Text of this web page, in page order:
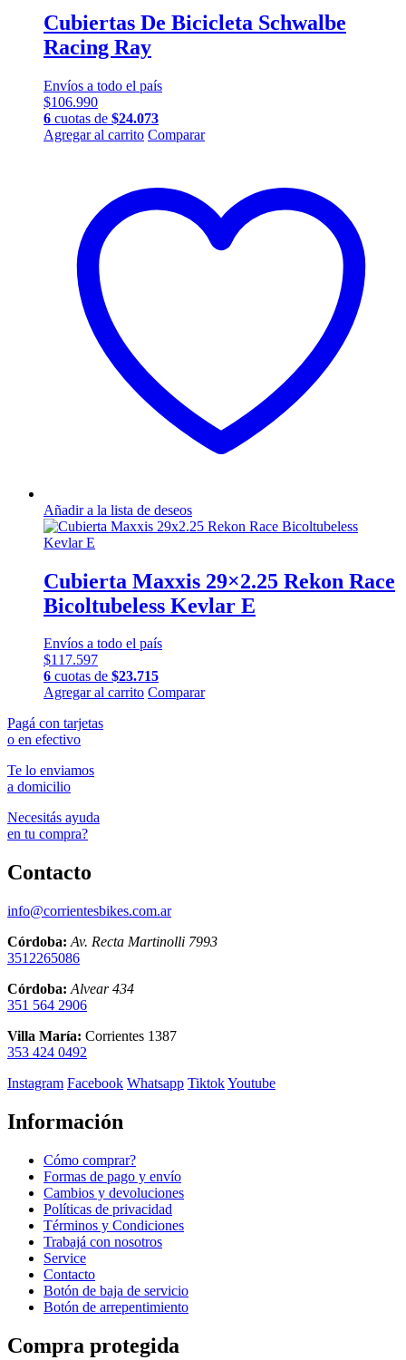
Cubiertas De Bicicleta Schwalbe
Racing Ray
Envíos a todo el país
$106.990
6 cuotas de $24.073
Agregar al carrito Comparar
Añadir a la lista de deseos
Cubierta Maxxis 29×2.25 Rekon Race
Bicoltubeless Kevlar E
Envíos a todo el país
$117.597
6 cuotas de $23.715
Agregar al carrito Comparar
Pagá con tarjetas
o en efectivo
Te lo enviamos
a domicilio
Necesitás ayuda
en tu compra?
Contacto
info@corrientesbikes.com.ar
Córdoba: Av. Recta Martinolli 7993
3512265086
Córdoba: Alvear 434
351 564 2906
Villa María: Corrientes 1387
353 424 0492
Instagram Facebook Whatsapp TiktokYoutube
Información
Cómo comprar?
Formas de pago y envío
Cambios y devoluciones
Políticas de privacidad
Términos y Condiciones
Trabajá con nosotros
Service
Contacto
Botón de baja de servicio
Botón de arrepentimiento
Compra protegida